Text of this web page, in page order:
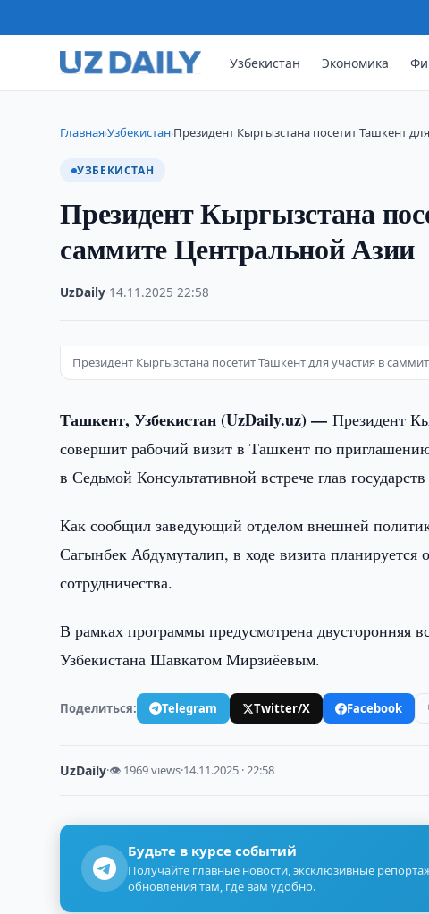
Узбекистан Экономика
Главная›Узбекистан›Президент Кыргызстана посетит Ташкент
УЗБЕКИСТАН
Президент Кыргызстана
саммите Центральной Азии
UzDaily 14.11.2025 ·22:58
Президент Кыргызстана посетит Ташкент для участия в
Ташкент, Узбекистан (UzDaily.uz) —Президент
совершит рабочий визит в Ташкент по
в Седьмой Консультативной встрече глав
Как сообщил заведующий отделом внешней
Сагынбек Абдумуталип, в ходе визита планируется
сотрудничества.
В рамках программы предусмотрена двусторонняя
Узбекистана Шавкатом Мирзиёевым.
Поделиться: Telegram Twitter/X Facebook
UzDaily·👁 1969 views·14.11.2025 · 22:58
Будьте в курсе событий
Получайте главные новости, эксклюзивные
обновления там, где вам удобно.